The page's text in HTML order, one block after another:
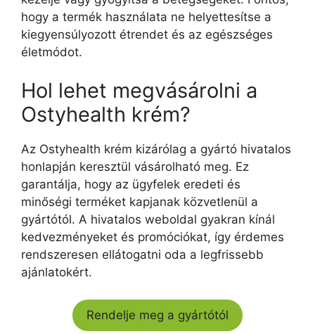
hogy a termék használata ne helyettesítse a
kiegyensúlyozott étrendet és az egészséges
életmódot.
Hol lehet megvásárolni a
Ostyhealth krém?
Az Ostyhealth krém kizárólag a gyártó hivatalos
honlapján keresztül vásárolható meg. Ez
garantálja, hogy az ügyfelek eredeti és
minőségi terméket kapjanak közvetlenül a
gyártótól. A hivatalos weboldal gyakran kínál
kedvezményeket és promóciókat, így érdemes
rendszeresen ellátogatni oda a legfrissebb
ajánlatokért.
Rendelje meg a gyártótól